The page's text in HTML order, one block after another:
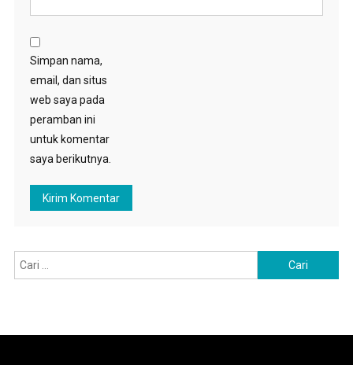
Simpan nama,
email, dan situs
web saya pada
peramban ini
untuk komentar
saya berikutnya.
untuk: